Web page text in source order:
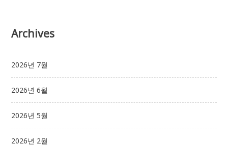
Archives
2026년 7월
2026년 6월
2026년 5월
2026년 2월